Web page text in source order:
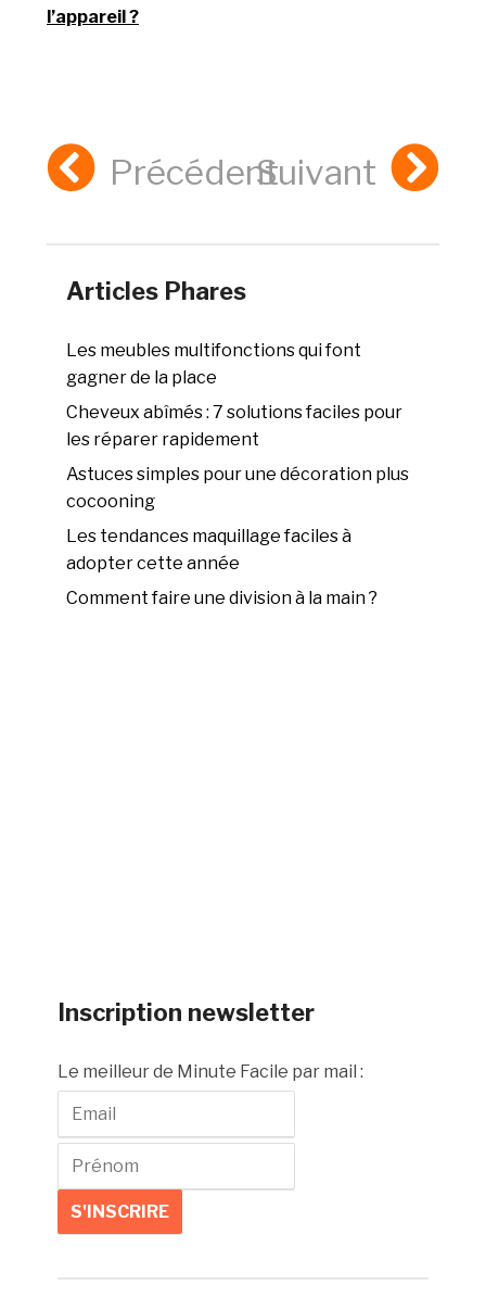
l’appareil ?
PrécédentSuivant
Articles Phares
Les meubles multifonctions qui font
gagner de la place
Cheveux abîmés : 7 solutions faciles pour
les réparer rapidement
Astuces simples pour une décoration plus
cocooning
Les tendances maquillage faciles à
adopter cette année
Comment faire une division à la main ?
Inscription newsletter
Le meilleur de Minute Facile par mail :